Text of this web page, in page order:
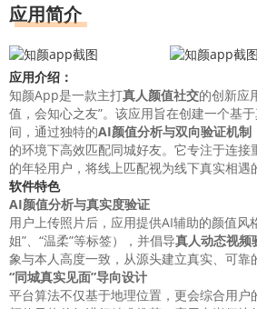
应用简介
应用介绍：
知颜App是一款主打真人颜值社交的创新应
值，会知心之友”。该应用旨在创建一个基
间，通过独特的AI颜值分析与双向验证机制
的环境下高效匹配同城好友。它专注于连
的年轻用户，将线上匹配视为线下真实相遇
软件特色
AI颜值分析与真实度验证
用户上传照片后，应用提供AI辅助的颜值风
姐”、“温柔”等标签），并倡导真人动态视频
象与本人高度一致，从源头建立真实、可靠
“同城真实见面”导向设计
平台算法不仅基于地理位置，更会综合用户